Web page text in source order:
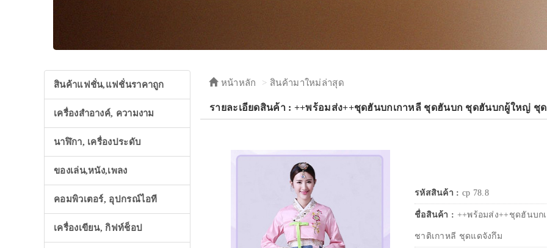
สินค้าแฟชั่น,แฟชั่นราคาถูก
เครื่องสำอางค์, ความงาม
นาฬิกา, เครื่องประดับ
ของเล่น,หนัง,เพลง
คอมพิวเตอร์, อุปกรณ์ไอที
เครื่องเขียน, กิฟท์ช็อป
หน้าหลัก สินค้ามาใหม่ล่าสุด
รายละเอียดสินค้า : ++พร้อมส่ง++ชุดฮันบกเกาหลี ชุดฮันบก ชุดฮันบกผู้ใหญ่ ชุ
รหัสสินค้า : cp 78.8
ชื่อสินค้า : ++พร้อมส่ง++ชุดฮันบ
ชาติเกาหลี ชุดแดจังกึม